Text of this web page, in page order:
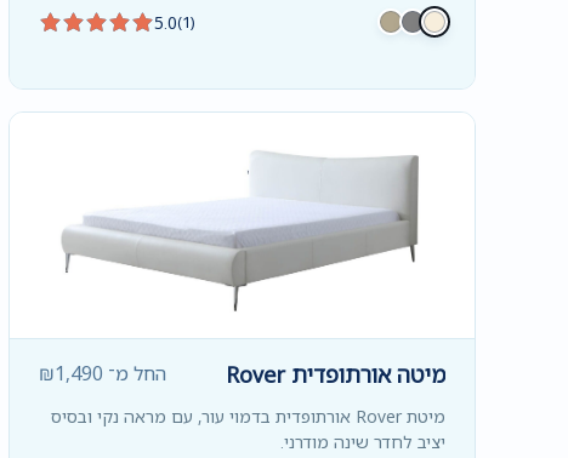
5.0(1)
מיטה אורתופדית Rover החל מ־ ₪1,490
מיטת Rover אורתופדית בדמוי עור, עם מראה נקי ובסיס
יציב לחדר שינה מודרני.